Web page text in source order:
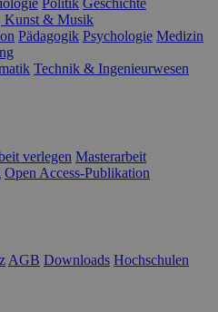
Politik Geschichte
Kunst & Musik
Pädagogik Psychologie Medizin
Technik & Ingenieurwesen
verlegen Masterarbeit
Open Access-Publikation
AGB Downloads Hochschulen